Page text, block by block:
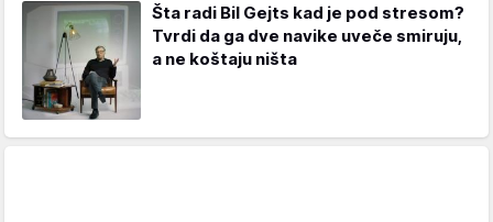
Šta radi Bil Gejts kad je pod stresom?
Tvrdi da ga dve navike uveče smiruju,
a ne koštaju ništa